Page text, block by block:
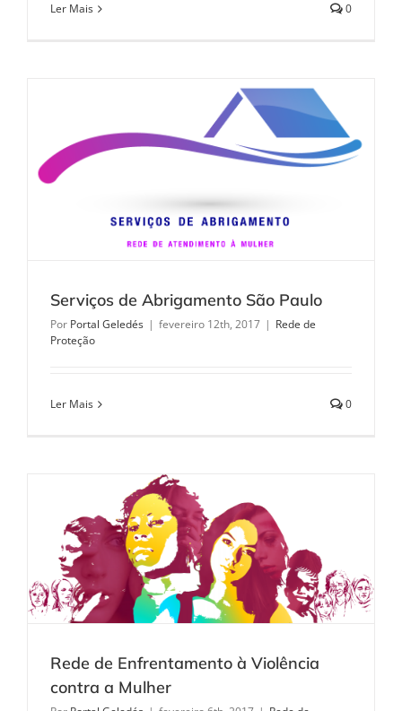
Ler Mais 0
Serviços de Abrigamento São Paulo
Por Portal Geledés | fevereiro 12th, 2017 | Rede de
Proteção
Ler Mais 0
Rede de Enfrentamento à Violência
contra a Mulher